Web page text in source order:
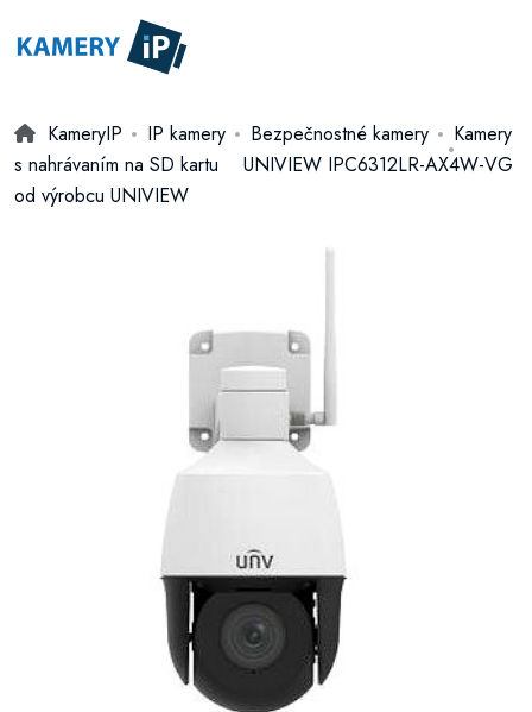
KameryIP IP kamery Bezpečnostné kamery
Kamery
s nahrávaním na SD kartu
UNIVIEW IPC6312LR-AX4W-VG
od výrobcu UNIVIEW